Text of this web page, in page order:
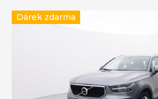
Dárek zdarma